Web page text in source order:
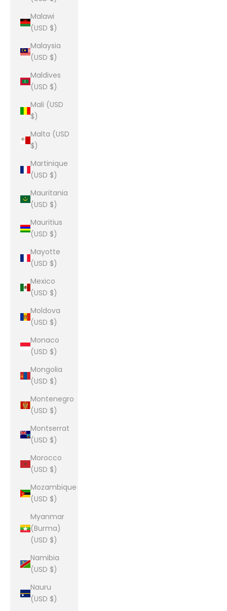
Malawi
(USD $)
Malaysia
(USD $)
Maldives
(USD $)
Mali (USD
$)
Malta (USD
$)
Martinique
(USD $)
Mauritania
(USD $)
Mauritius
(USD $)
Mayotte
(USD $)
Mexico
(USD $)
Moldova
(USD $)
Monaco
(USD $)
Mongolia
(USD $)
Montenegro
(USD $)
Montserrat
(USD $)
Morocco
(USD $)
Mozambique
(USD $)
Myanmar
(Burma)
(USD $)
Namibia
(USD $)
Nauru
(USD $)